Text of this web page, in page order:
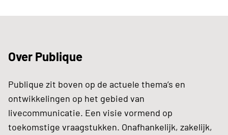
Over Publique
Publique zit boven op de actuele thema’s en
ontwikkelingen op het gebied van
livecommunicatie. Een visie vormend op
toekomstige vraagstukken. Onafhankelijk, zakelijk,